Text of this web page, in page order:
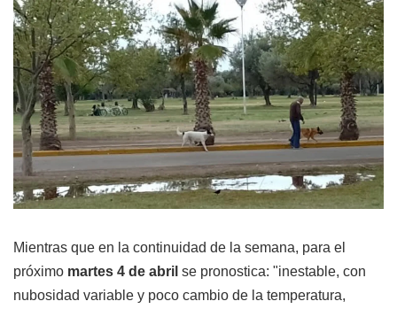
Mientras que en la continuidad de la semana, para el
próximo martes 4 de abril se pronostica: "inestable, con
nubosidad variable y poco cambio de la temperatura,